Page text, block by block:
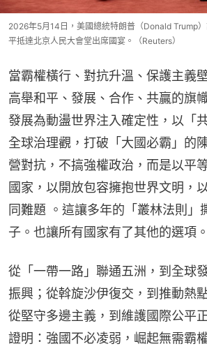
2026年5月14日，美國總統特朗普（Donald Trump
平抵達北京人民大會堂出席國宴。（Reuters）
當霸權橫行、對抗升溫、保護主義
高舉和平、發展、合作、共贏的旗
發展為動盪世界注入確定性，以「
全球治理觀，打破「大國必霸」的
營對抗，不搞強權政治，而是以平
國家，以開放包容擁抱世界文明，
同難題 。這讓多年的「叢林法則」
子。也讓所有國家有了其他的選項。
從「一帶一路」聯通五洲，到全球
振興；從斡旋沙伊復交，到推動熱
從堅守多邊主義，到維護國際公平
證明：強國不必凌弱，崛起無需霸